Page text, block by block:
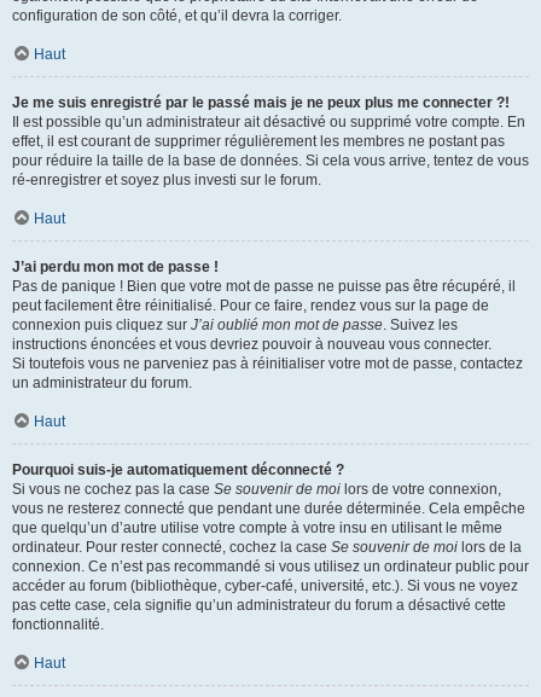
configuration de son côté, et qu’il devra la corriger.
Haut
Je me suis enregistré par le passé mais je ne peux plus me connecter ?!
Il est possible qu’un administrateur ait désactivé ou supprimé votre compte. En
effet, il est courant de supprimer régulièrement les membres ne postant pas
pour réduire la taille de la base de données. Si cela vous arrive, tentez de vous
ré-enregistrer et soyez plus investi sur le forum.
Haut
J’ai perdu mon mot de passe !
Pas de panique ! Bien que votre mot de passe ne puisse pas être récupéré, il
peut facilement être réinitialisé. Pour ce faire, rendez vous sur la page de
connexion puis cliquez sur J’ai oublié mon mot de passe. Suivez les
instructions énoncées et vous devriez pouvoir à nouveau vous connecter.
Si toutefois vous ne parveniez pas à réinitialiser votre mot de passe, contactez
un administrateur du forum.
Haut
Pourquoi suis-je automatiquement déconnecté ?
Si vous ne cochez pas la case Se souvenir de moi lors de votre connexion,
vous ne resterez connecté que pendant une durée déterminée. Cela empêche
que quelqu’un d’autre utilise votre compte à votre insu en utilisant le même
ordinateur. Pour rester connecté, cochez la case Se souvenir de moi lors de la
connexion. Ce n’est pas recommandé si vous utilisez un ordinateur public pour
accéder au forum (bibliothèque, cyber-café, université, etc.). Si vous ne voyez
pas cette case, cela signifie qu’un administrateur du forum a désactivé cette
fonctionnalité.
Haut